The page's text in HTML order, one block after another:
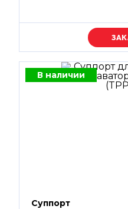
В наличии
Суппорт